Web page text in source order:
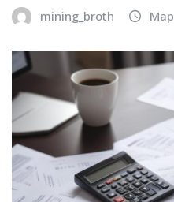
mining_broth